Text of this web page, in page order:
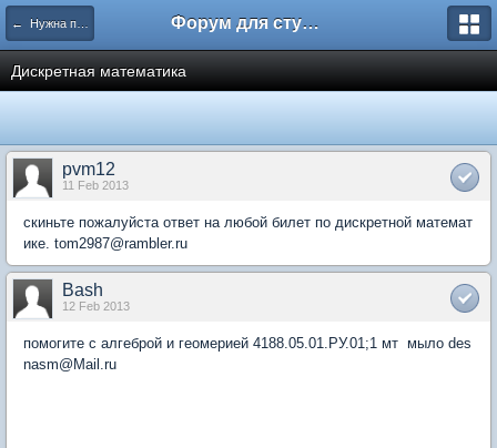
← Нужна помощь Форум для студента СГА
Дискретная математика
pvm12
11 Feb 2013
скиньте пожалуйста ответ на любой билет по дискретной математ
ике. tom2987@rambler.ru
Bash
12 Feb 2013
помогите с алгеброй и геомерией 4188.05.01.РУ.01;1 мт мыло des
nasm@Mail.ru